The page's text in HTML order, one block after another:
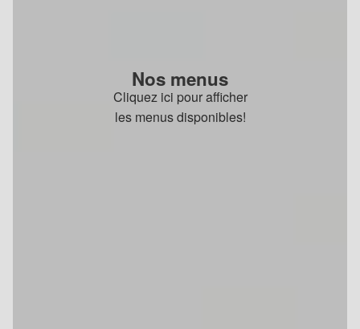
Nos menus
Cliquez ici pour afficher
les menus disponibles!